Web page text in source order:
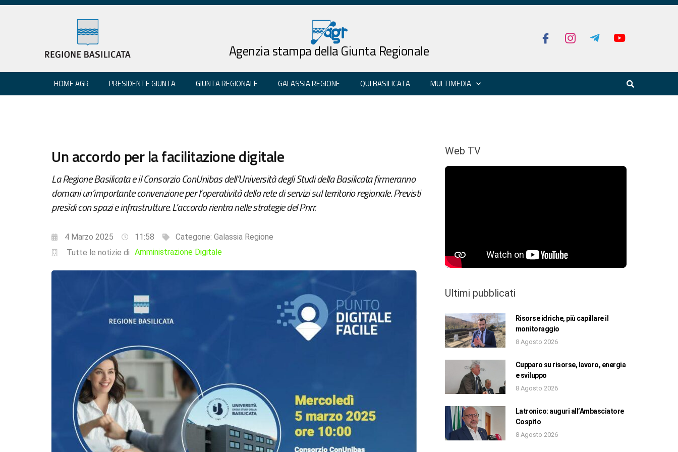
Agenzia stampa della Giunta Regionale
HOME AGR PRESIDENTE GIUNTA GIUNTA REGIONALE GALASSIA REGIONE QUI BASILICATA MULTIMEDIA
Un accordo per la facilitazione digitale
La Regione Basilicata e il Consorzio ConUnibas dell’Università degli Studi della Basilicata firmeranno
domani un’importante convenzione per l’operatività della rete di servizi sul territorio regionale. Previsti
presìdi con spazi e infrastrutture. L’accordo rientra nelle strategie del Pnrr.
4 Marzo 2025 11:58 Categorie: Galassia Regione
Tutte le notizie di Amministrazione Digitale
Web TV
Ultimi pubblicati
Risorse idriche, più capillare il
monitoraggio
8 Agosto 2026
Cupparo su risorse, lavoro, energia
e sviluppo
8 Agosto 2026
Latronico: auguri all’Ambasciatore
Cospito
8 Agosto 2026